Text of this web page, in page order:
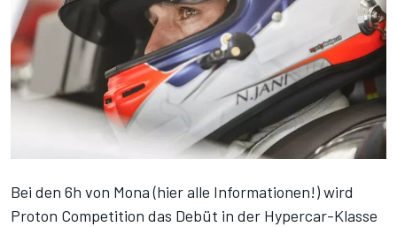
Bei den 6h von Mona (hier alle Informationen!) wird
Proton Competition das Debüt in der Hypercar-Klasse